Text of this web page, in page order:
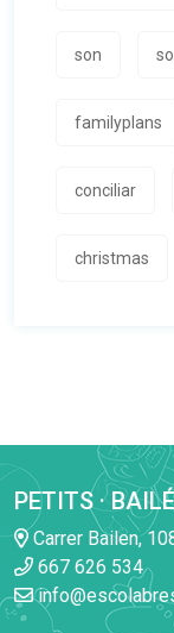
son
familyplans
conciliar
christmas
PETITS ·
Carrer Bailen,
667 626 534